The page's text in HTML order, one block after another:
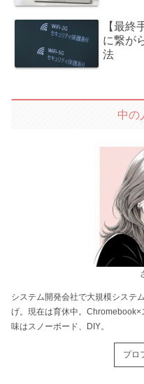
【最終
に繋が
法
中の
システム開発会社で大規模システ
げ。現在は育休中。
味はスノーボード、DIY。
プロ